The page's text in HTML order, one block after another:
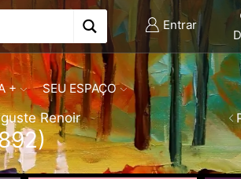
Entrar
+ SEU ESPAÇO
Renoir